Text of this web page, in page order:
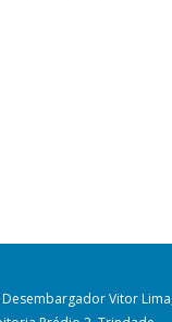
Vitor